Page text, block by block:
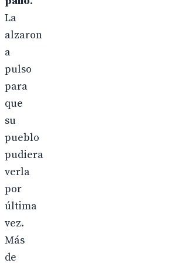
La
alzaron
a
pulso
para
que
su
pueblo
pudiera
verla
por
última
vez.
Más
de